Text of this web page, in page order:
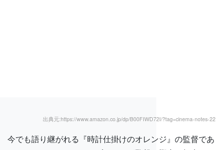
出典元:https://www.amazon.co.jp/dp/B00FIWD72I/?tag=cinema-notes-22
今でも語り継がれる『時計仕掛けのオレンジ』の監督であ